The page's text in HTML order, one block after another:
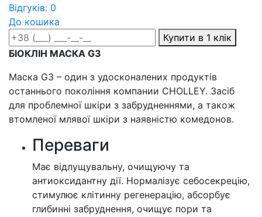
Відгуків: 0
До кошика
Купити в 1 клік
БІОКЛІН МАСКА G3
Маска G3 – один з удосконалених продуктів
останнього покоління компании CHOLLEY. Засіб
для проблемної шкіри з забрудненнями, а також
втомленої млявої шкіри з наявністю комедонов.
Переваги
Має відлущувальну, очищуючу та
антиоксидантну дії. Нормалізує себосекрецію,
стимулює клітинну регенерацію, абсорбує
глибинні забруднення, очищує пори та